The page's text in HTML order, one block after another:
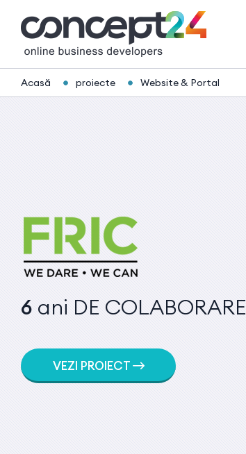
Acasă proiecte Website & Portal
6 ani DE COLABORARE
VEZI PROIECT